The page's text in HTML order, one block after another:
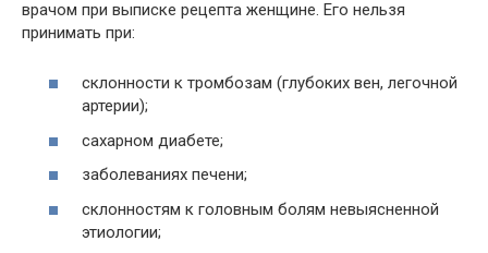
врачом при выписке рецепта женщине. Его нельзя
принимать при:
склонности к тромбозам (глубоких вен, легочной
артерии);
сахарном диабете;
заболеваниях печени;
склонностям к головным болям невыясненной
этиологии;